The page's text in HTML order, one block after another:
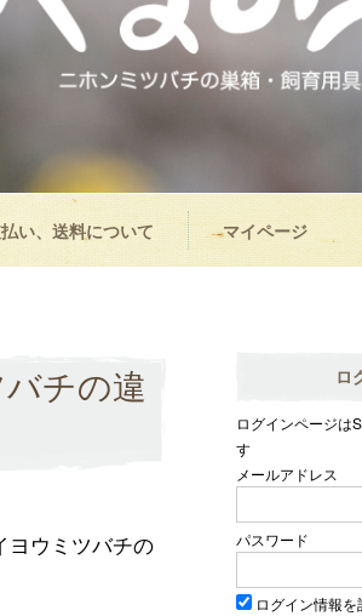
い、送料について マイページ
チの違
ヨウミツバチの
ロ
ログインページは
す
メールアドレス
パスワード
ログイン情報を